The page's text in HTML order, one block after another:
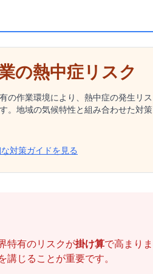
の熱中症リスク
の作業環境により、熱中症の発生リス
。地域の気候特性と組み合わせた対策
対策ガイドを見る
特有のリスクが掛け算で高まりま
じることが重要です。